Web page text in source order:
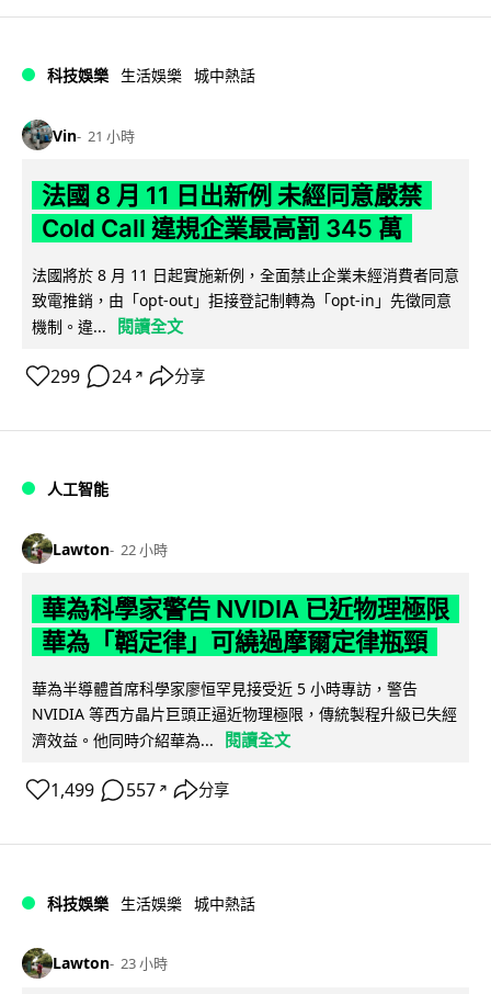
科技娛樂 生活娛樂 城中熱話
Vin 21 小時
法國 8 月 11 日出新例 未經同意嚴禁
Cold Call 違規企業最高罰 345 萬
法國將於 8 月 11 日起實施新例，全面禁止企業未經消費者同意
致電推銷，由「opt-out」拒接登記制轉為「opt-in」先徵同意
機制。違...
閱讀全文
299 24 ↗ 分享
人工智能
Lawton 22 小時
華為科學家警告 NVIDIA 已近物理極限
華為「韜定律」可繞過摩爾定律瓶頸
華為半導體首席科學家廖恒罕見接受近 5 小時專訪，警告
NVIDIA 等西方晶片巨頭正逼近物理極限，傳統製程升級已失經
濟效益。他同時介紹華為...
閱讀全文
1,499 557 ↗ 分享
科技娛樂 生活娛樂 城中熱話
Lawton 23 小時